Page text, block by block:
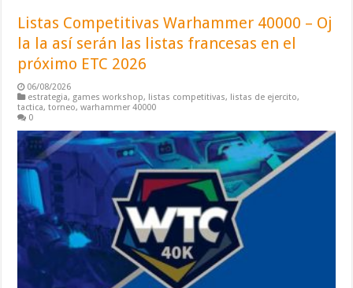
Listas Competitivas Warhammer 40000 – Oj
la la así serán las listas francesas en el
próximo ETC 2026
06/08/2026
estrategia, games workshop, listas competitivas, listas de ejercito,
tactica,torneo,warhammer 40000
0